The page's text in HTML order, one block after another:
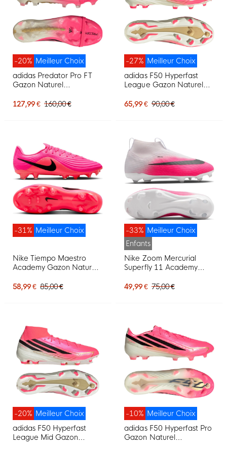
Meilleur Choix
-20%
adidas Predator Pro FT
Gazon Naturel
Rose Vif Gris Argenté
127,99 € 160,00 €
Meilleur Choix
-27%
adidas F50 Hyperfast
League Gazon Naturel
Rose Vif Noir Doré Blanc
65,99 € 90,00 €
Meilleur Choix
-31%
Nike Tiempo Maestro
Academy Gazon Naturel
Foot (MG) Rose Vif Noir
58,99 € 85,00 €
Meilleur Choix
-33%
Enfants
Nike Zoom Mercurial
Superfly 11 Academy
Chaussures de Foot (MG)
49,99 € 75,00 €
Meilleur Choix
-20%
adidas F50 Hyperfast
League Mid Gazon
Meilleur Choix
-10%
adidas F50 Hyperfast Pro
Gazon Naturel